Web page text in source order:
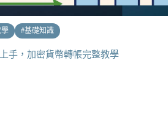
#基礎知識
手，加密貨幣轉帳完整教學